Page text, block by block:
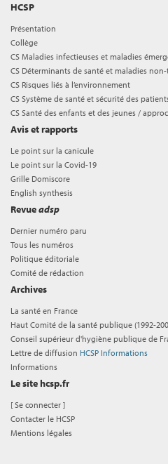
HCSP
Présentation
Collège
CS Maladies infectieuses et maladies
CS Déterminants de santé et maladies
CS Risques liés à l’environnement
CS Système de santé et sécurité des
CS Santé des enfants et des jeunes /
Avis et rapports
Le point sur la canicule
Le point sur la Covid-19
Grille Domiscore
English synthesis
Revueadsp
Dernier numéro paru
Tous les numéros
Politique éditoriale
Comité de rédaction
Archives
La santé en France
Haut Comité de la santé publique (1992-
Conseil supérieur d'hygiène publique de
Lettre de diffusion HCSP Informations
Informations
Le site hcsp.fr
[Se connecter ]
Contacter le HCSP
Mentions légales